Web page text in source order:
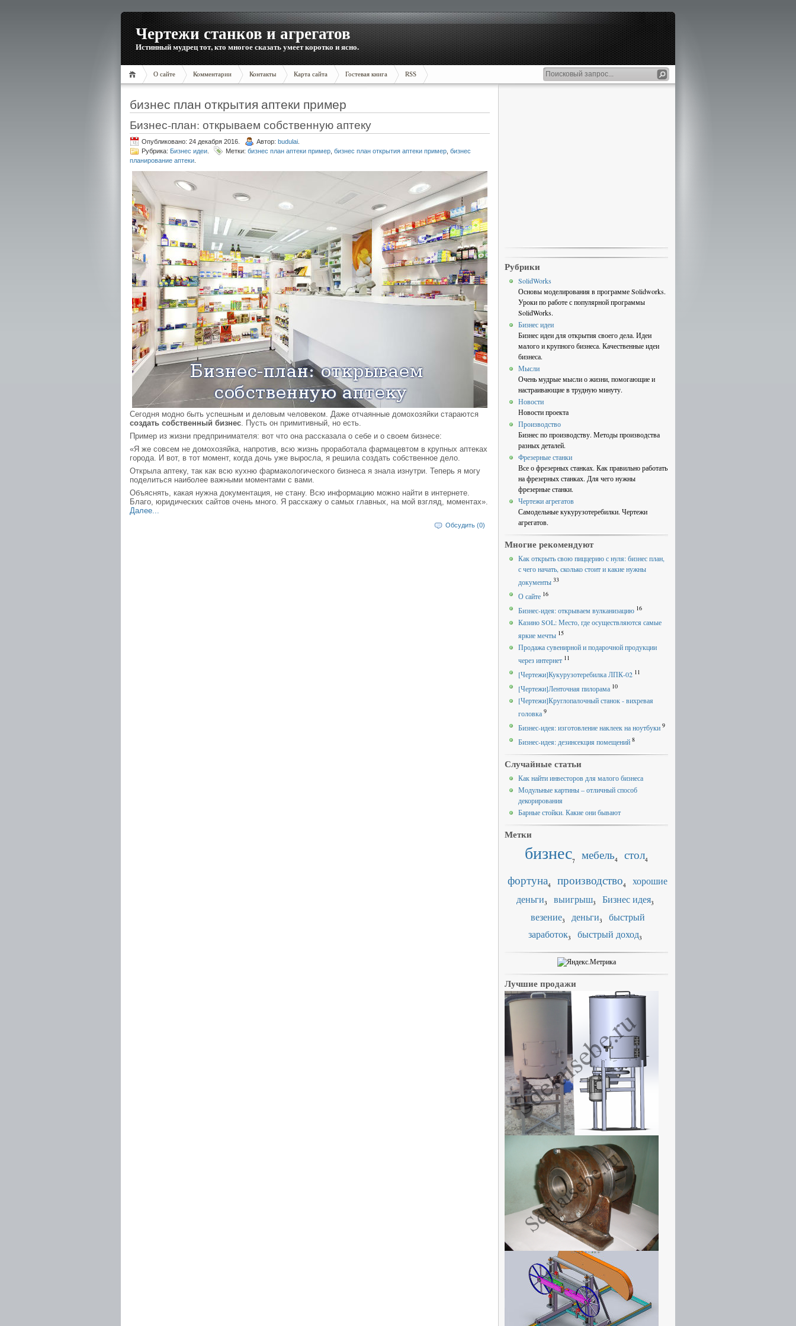
Чертежи станков и агрегатов
Истинный мудрец тот, кто многое сказать умеет коротко и ясно.
О сайте Комментарии Контакты Карта сайта Гостевая книга RSS
бизнес план открытия аптеки пример
Бизнес-план: открываем собственную аптеку
Опубликовано: 24 декабря 2016. Автор: budulai
Рубрика: Бизнес идеи Метки: бизнес план аптеки пример бизнес план открытия аптеки пример бизнес
планирование аптеки
Сегодня модно быть успешным и деловым человеком. Даже отчаянные домохозяйки стараются
создать собственный бизнес. Пусть он примитивный, но есть.
Пример из жизни предпринимателя: вот что она рассказала о себе и о своем бизнесе:
«Я же совсем не домохозяйка, напротив, всю жизнь проработала фармацевтом в крупных аптеках
города. И вот, в тот момент, когда дочь уже выросла, я решила создать собственное дело.
Открыла аптеку, так как всю кухню фармакологического бизнеса я знала изнутри. Теперь я могу
поделиться наиболее важными моментами с вами.
Объяснять, какая нужна документация, не стану. Всю информацию можно найти в интернете.
Благо, юридических сайтов очень много. Я расскажу о самых главных, на мой взгляд, моментах».
Далее...
Обсудить (0)
Рубрики
SolidWorks
Основы моделирования в программе Solidworks.
Уроки по работе с популярной программы
SolidWorks.
Бизнес идеи
Бизнес идеи для открытия своего дела. Идеи
малого и крупного бизнеса. Качественные идеи
бизнеса.
Мысли
Очень мудрые мысли о жизни, помогающие и
настраивающие в трудную минуту.
Новости
Новости проекта
Производство
Бизнес по производству. Методы производства
разных деталей.
Фрезерные станки
Все о фрезерных станках. Как правильно работать
на фрезерных станках. Для чего нужны
фрезерные станки.
Чертежи агрегатов
Самодельные кукурузотеребилки. Чертежи
агрегатов.
Многие рекомендуют
Как открыть свою пиццерию с нуля: бизнес план,
с чего начать, сколько стоит и какие нужны
документы 33
О сайте 16
Бизнес-идея: открываем вулканизацию 16
Казино SOL: Место, где осуществляются самые
яркие мечты 15
Продажа сувенирной и подарочной продукции
через интернет 11
[Чертежи]Кукурузотеребилка ЛПК-02 11
[Чертежи]Ленточная пилорама 10
[Чертежи]Круглопалочный станок - вихревая
головка 9
Бизнес-идея: изготовление наклеек на ноутбуки 9
Бизнес-идея: дезинсекция помещений 8
Случайные статьи
Как найти инвесторов для малого бизнеса
Модульные картины – отличный способ
декорирования
Барные стойки. Какие они бывают
Метки
бизнес7 мебель4 стол4
фортуна4 производство4
хорошие
деньги3 выигрыш3 Бизнес идея3
везение3 деньги3
быстрый
заработок3 быстрый доход3
Лучшие продажи